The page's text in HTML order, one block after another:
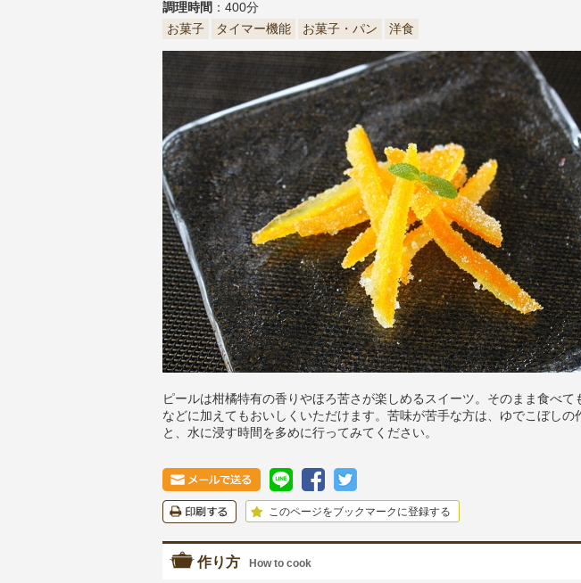
調理時間 ：400分
お菓子
タイマー機能 お菓子・パン 洋食
ピールは柑橘特有の香りやほろ苦さが楽しめるスイーツ。そのまま食べて
などに加えてもおいしくいただけます。苦味が苦手な方は、ゆでこぼしの
と、水に浸す時間を多めに行ってみてください。
このページをブックマークに登録する
作り方 How to cook